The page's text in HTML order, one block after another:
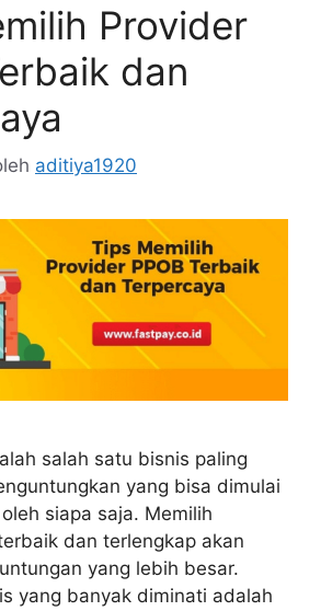
Provider
dan
aditiya1920
salah satu bisnis paling
yang bisa dimulai
siapa saja. Memilih
dan terlengkap akan
yang lebih besar.
yang banyak diminati adalah